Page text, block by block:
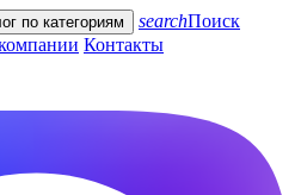
по категориям searchПоиск
Контакты